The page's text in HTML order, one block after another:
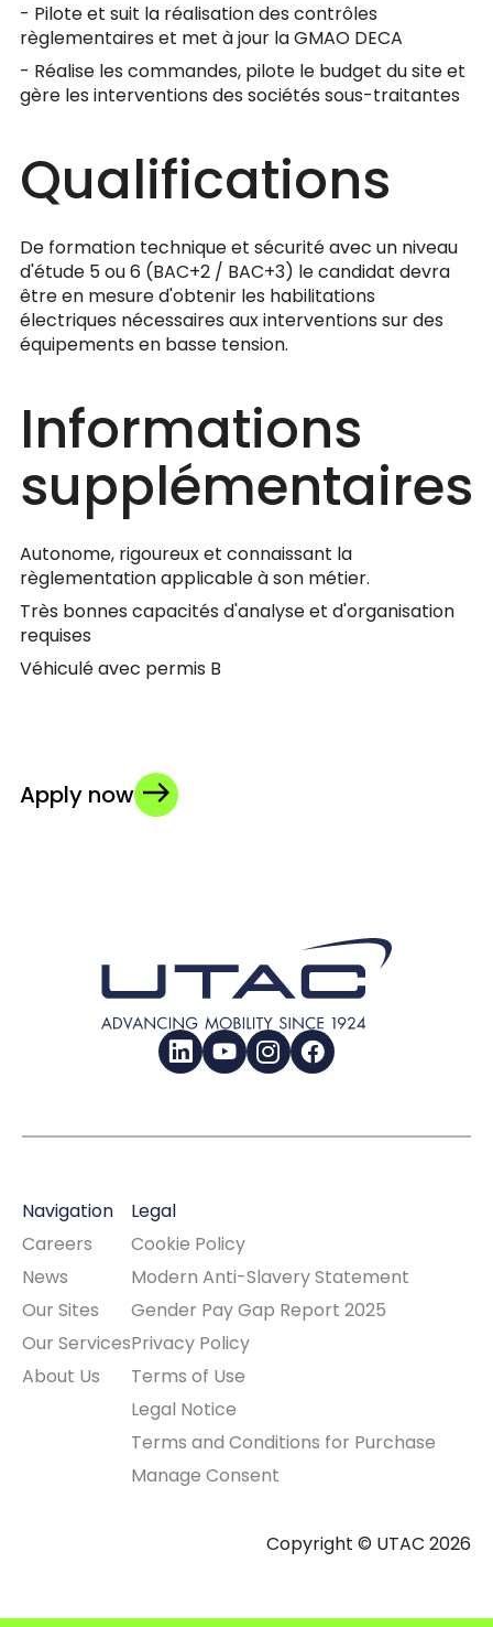
- Pilote et suit la réalisation des contrôles
règlementaires et met à jour la GMAO DECA
- Réalise les commandes, pilote le budget du site et
gère les interventions des sociétés sous-traitantes
Qualifications
De formation technique et sécurité avec un niveau
d'étude 5 ou 6 (BAC+2 / BAC+3) le candidat devra
être en mesure d'obtenir les habilitations
électriques nécessaires aux interventions sur des
équipements en basse tension.
Informations
supplémentaires
Autonome, rigoureux et connaissant la
règlementation applicable à son métier.
Très bonnes capacités d'analyse et d'organisation
requises
Véhiculé avec permis B
Apply now
LinkedInYouTubeInstagramFacebook
Navigation
Careers
News
Our Sites
Our Services
About Us
Legal
Cookie Policy
Modern Anti-Slavery Statement
Gender Pay Gap Report 2025
Privacy Policy
Terms of Use
Legal Notice
Terms and Conditions for Purchase
Manage Consent
Copyright © UTAC 2026